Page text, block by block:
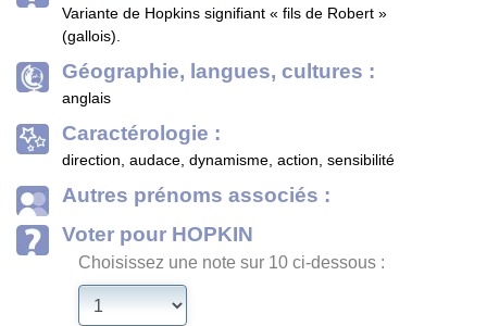
Variante de Hopkins signifiant « fils de Robert »
(gallois).
Géographie, langues, cultures :
anglais
Caractérologie :
direction, audace, dynamisme, action, sensibilité
Autres prénoms associés :
Voter pour HOPKIN
Choisissez une note sur 10 ci-dessous :